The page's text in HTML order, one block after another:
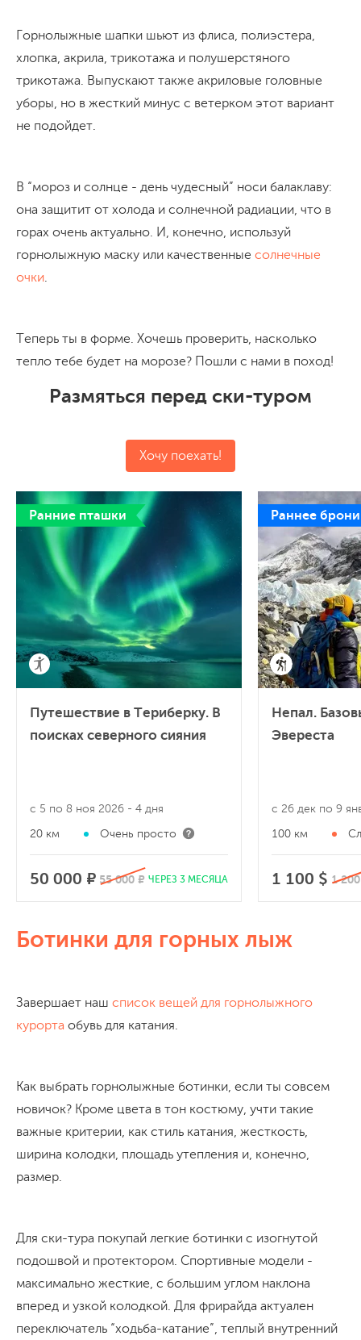
Горнолыжные шапки шьют из флиса, полиэстера,
хлопка, акрила, трикотажа и полушерстяного
трикотажа. Выпускают также акриловые головные
уборы, но в жесткий минус с ветерком этот вариант
не подойдет.
В “мороз и солнце - день чудесный” носи балаклаву:
она защитит от холода и солнечной радиации, что в
горах очень актуально. И, конечно, используй
горнолыжную маску или качественные солнечные
очки.
Теперь ты в форме. Хочешь проверить, насколько
тепло тебе будет на морозе? Пошли с нами в поход!
Размяться перед ски-туром
Хочу поехать!
Ранние пташки
Путешествие в Териберку. В
поисках северного сияния
с 5 по 8 ноя 2026 - 4 дня
20 км Очень просто
50 000 ₽ 55 000 ₽ ЧЕРЕЗ 3 МЕСЯЦА
Раннее
Непал.
Эвереста
с 26 дек по 9
100 км
1 100 $ 1
Ботинки для горных лыж
Завершает наш список вещей для горнолыжного
курорта обувь для катания.
Как выбрать горнолыжные ботинки, если ты совсем
новичок? Кроме цвета в тон костюму, учти такие
важные критерии, как стиль катания, жесткость,
ширина колодки, площадь утепления и, конечно,
размер.
Для ски-тура покупай легкие ботинки с изогнутой
подошвой и протектором. Спортивные модели -
максимально жесткие, с большим углом наклона
вперед и узкой колодкой. Для фрирайда актуален
переключатель “ходьба-катание”, теплый внутренний